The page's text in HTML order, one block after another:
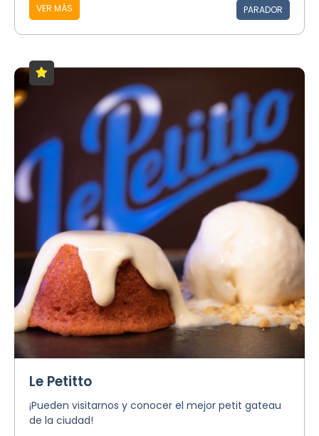
VER MÁS PARADOR
Le Petitto
¡Pueden visitarnos y conocer el mejor petit gateau
de la ciudad!